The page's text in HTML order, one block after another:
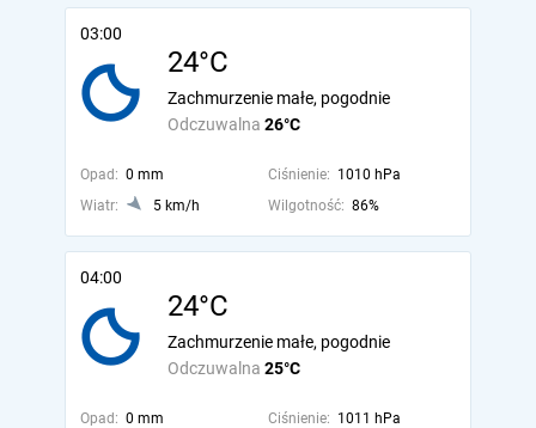
03:00
24°C
Odczuwalna 26°C
Zachmurzenie małe, pogodnie
Opad: 0 mm Ciśnienie: 1010 hPa
Wiatr:
5 km/h Wilgotność: 86%
04:00
24°C
Odczuwalna 25°C
Zachmurzenie małe, pogodnie
Opad: 0 mm Ciśnienie: 1011 hPa